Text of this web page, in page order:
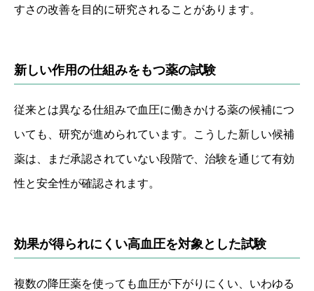
すさの改善を目的に研究されることがあります。
新しい作用の仕組みをもつ薬の試験
従来とは異なる仕組みで血圧に働きかける薬の候補につ
いても、研究が進められています。こうした新しい候補
薬は、まだ承認されていない段階で、治験を通じて有効
性と安全性が確認されます。
効果が得られにくい高血圧を対象とした試験
複数の降圧薬を使っても血圧が下がりにくい、いわゆる